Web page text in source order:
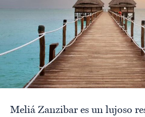
Meliá Zanzibar es un lujoso